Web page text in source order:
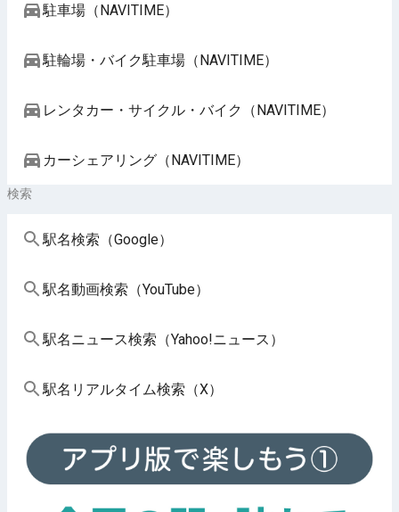
駐車場（NAVITIME）
駐輪場・バイク駐車場（NAVITIME）
レンタカー・サイクル・バイク（NAVITIME）
カーシェアリング（NAVITIME）
検索
駅名検索（Google）
駅名動画検索（YouTube）
駅名ニュース検索（Yahoo!ニュース）
駅名リアルタイム検索（X）